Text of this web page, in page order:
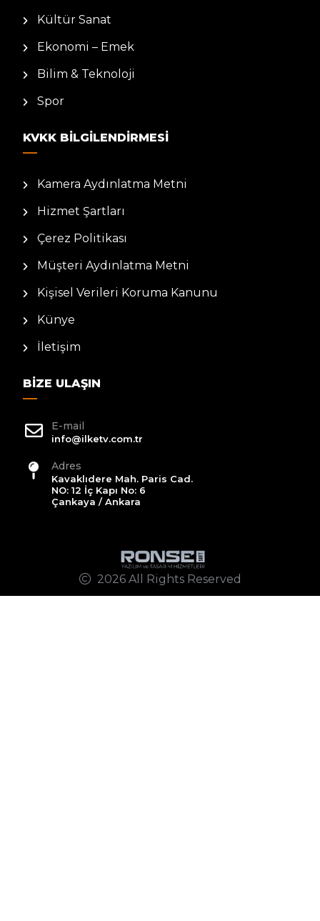
Kültür Sanat
Ekonomi – Emek
Bilim & Teknoloji
Spor
KVKK BILGILENDIRMESI
Kamera Aydınlatma Metni
Hizmet Şartları
Çerez Politikası
Müşteri Aydınlatma Metni
Kişisel Verileri Koruma Kanunu
Künye
İletişim
BIZE ULAŞIN
E-mail
info@ilketv.com.tr
Adres
Kavaklıdere Mah. Paris Cad.
NO: 12 İç Kapı No: 6
Çankaya / Ankara
2026 All Rights Reserved